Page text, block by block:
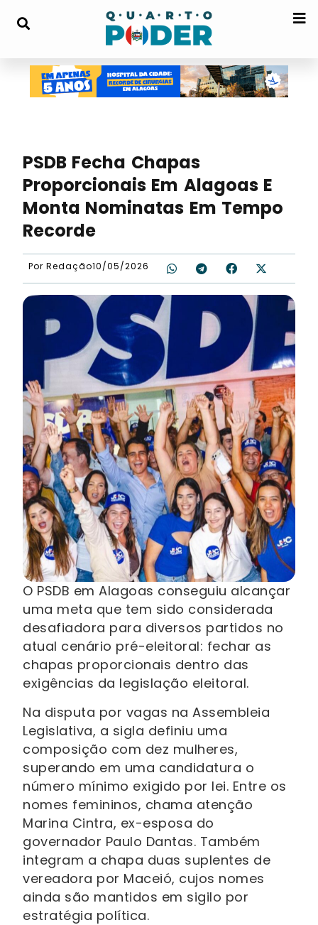
PSDB Fecha Chapas
Proporcionais Em Alagoas E
Monta Nominatas Em Tempo
Recorde
Por Redação10/05/2026
O PSDB em Alagoas conseguiu alcançar
uma meta que tem sido considerada
desafiadora para diversos partidos no
atual cenário pré-eleitoral: fechar as
chapas proporcionais dentro das
exigências da legislação eleitoral.
Na disputa por vagas na Assembleia
Legislativa, a sigla definiu uma
composição com dez mulheres,
superando em uma candidatura o
número mínimo exigido por lei. Entre os
nomes femininos, chama atenção
Marina Cintra, ex-esposa do
governador Paulo Dantas. Também
integram a chapa duas suplentes de
vereadora por Maceió, cujos nomes
ainda são mantidos em sigilo por
estratégia política.